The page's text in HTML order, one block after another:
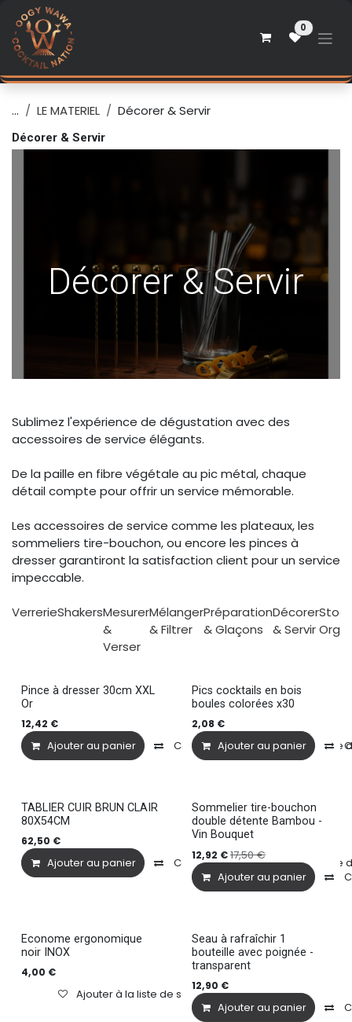
Se rendre au contenu
0
... LE MATERIEL Décorer & Servir
Décorer & Servir
Décorer & Servir
Sublimez l'expérience de dégustation avec des
accessoires de service élégants.
De la paille en fibre végétale au pic métal, chaque
détail compte pour offrir un service mémorable.
Les accessoires de service comme les plateaux, les
sommeliers tire-bouchon, ou encore les pinces à
dresser garantiront la satisfaction client pour un service
impeccable.
VerrerieShakersMesurer
&
Verser
Mélanger
& Filtrer
Préparation
& Glaçons
Décorer
& Servir
Pince à dresser 30cm XXL
Or
12,42 €
Ajouter au panier Comparer Ajouter à la liste
Pics cocktails en bois
boules colorées x30
2,08 €
Ajouter au panier
TABLIER CUIR BRUN CLAIR
80X54CM
62,50 €
Ajouter au panier Comparer Ajouter à la liste
Sommelier tire-bouchon
double détente Bambou -
Vin Bouquet
12,92 €17,50€
Ajouter au panier
Econome ergonomique
noir INOX
4,00 €
Ajouter à la liste de souhaits
Seau à rafraîchir 1
bouteille avec poignée -
transparent
12,90 €
Ajouter au panier